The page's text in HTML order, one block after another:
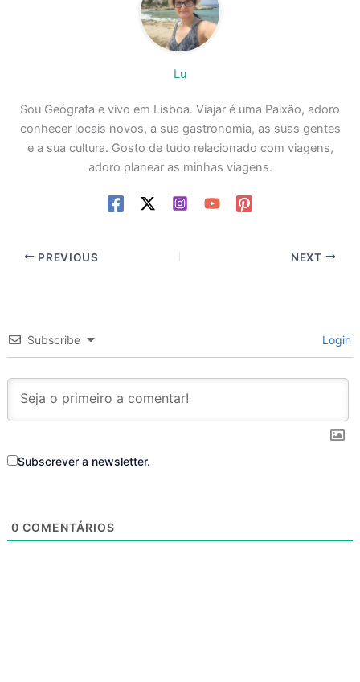
Lu
Sou Geógrafa e vivo em Lisboa. Viajar é uma Paixão, adoro
conhecer locais novos, a sua gastronomia, as suas gentes
e a sua cultura. Gosto de tudo relacionado com viagens,
adoro planear as minhas viagens.
PREVIOUS NEXT
Subscribe Login
Subscrever a newsletter.
0 COMENTÁRIOS